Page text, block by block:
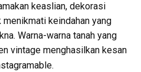
keaslian, dekorasi
menikmati keindahan yang
Warna-warna tanah yang
vintage menghasilkan kesan